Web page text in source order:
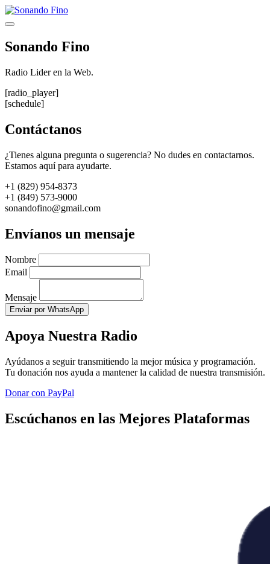
Saltar
al
Menú
Sonando Fino
Radio Lider en la Web.
[radio_player]
[schedule]
Contáctanos
¿Tienes alguna pregunta o sugerencia? No dudes en contactarnos.
Estamos aquí para ayudarte.
+1 (829) 954-8373
+1 (849) 573-9000
sonandofino@gmail.com
Envíanos un mensaje
Nombre
Email
Mensaje
Enviar por WhatsApp
Apoya Nuestra Radio
Ayúdanos a seguir transmitiendo la mejor música y programación.
Tu donación nos ayuda a mantener la calidad de nuestra transmisión.
Donar con PayPal
Escúchanos en las Mejores Plataformas